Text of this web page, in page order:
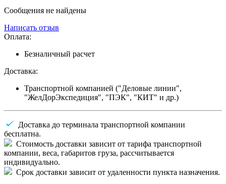
Сообщения не найдены
Написать отзыв
Оплата:
Безналичный расчет
Доставка:
Транспортной компанией ("Деловые линии",
"ЖелДорЭкспедиция", "ПЭК", "КИТ" и др.)
Доставка до терминала транспортной компании
бесплатна.
Стоимость доставки зависит от тарифа транспортной
компании, веса, габаритов груза, рассчитывается
индивидуально.
Срок доставки зависит от удаленности пункта назначения.